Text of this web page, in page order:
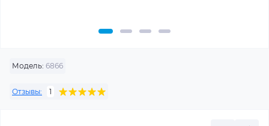
Модель: 6866
Отзывы: 1